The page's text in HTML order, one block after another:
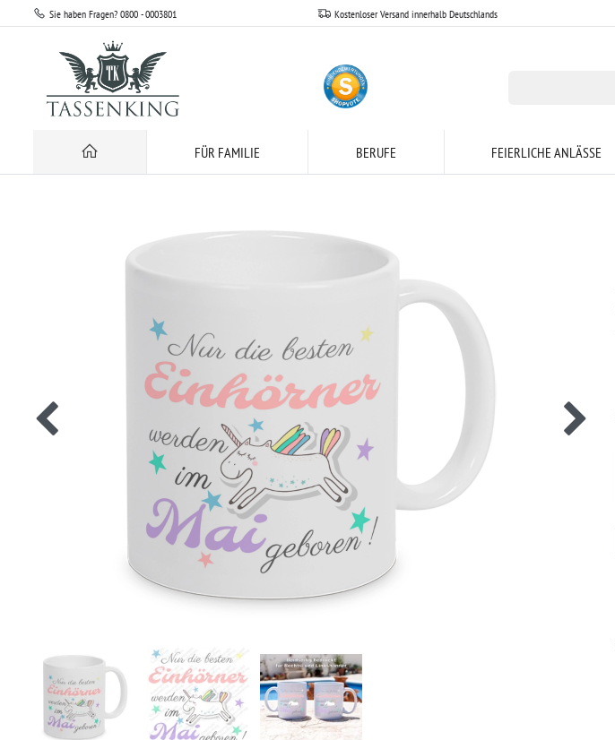
Sie haben Fragen? 0800 - 0003801 Kostenloser Versand innerhalb Deutschlands
FÜR FAMILIE BERUFE FEIERLICHE ANLÄSSE
Feierliche Anlässe Geburtstag Tassen mit Monaten Nur die besten Einhörner werden im Mai geboren ! - Tasse